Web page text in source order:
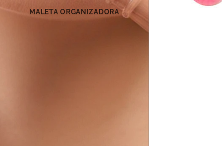
MALETA ORGANIZADORA